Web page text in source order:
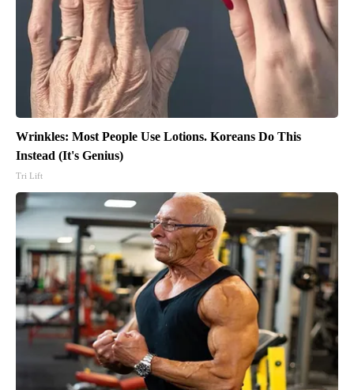
Wrinkles: Most People Use Lotions. Koreans Do This
Instead (It's Genius)
Tri Lift